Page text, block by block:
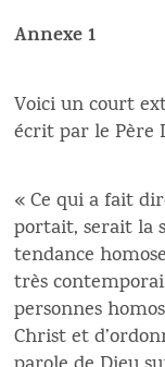
Annexe 1
Voici un court
écrit par le Père
« Ce qui a fait
portait, serait la
tendance
très
personnes
Christ et